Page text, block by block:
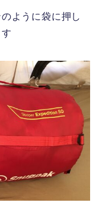
ように袋に押し